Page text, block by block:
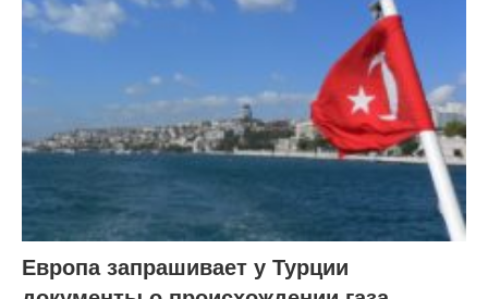
Европа запрашивает у Турции